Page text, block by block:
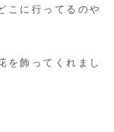
こに行ってるのや
を飾ってくれまし